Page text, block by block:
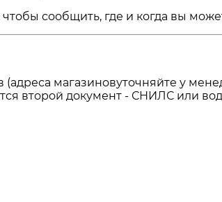
сообщить, где и когда вы
магазиновуточняйте у
второй документ - СНИЛС или